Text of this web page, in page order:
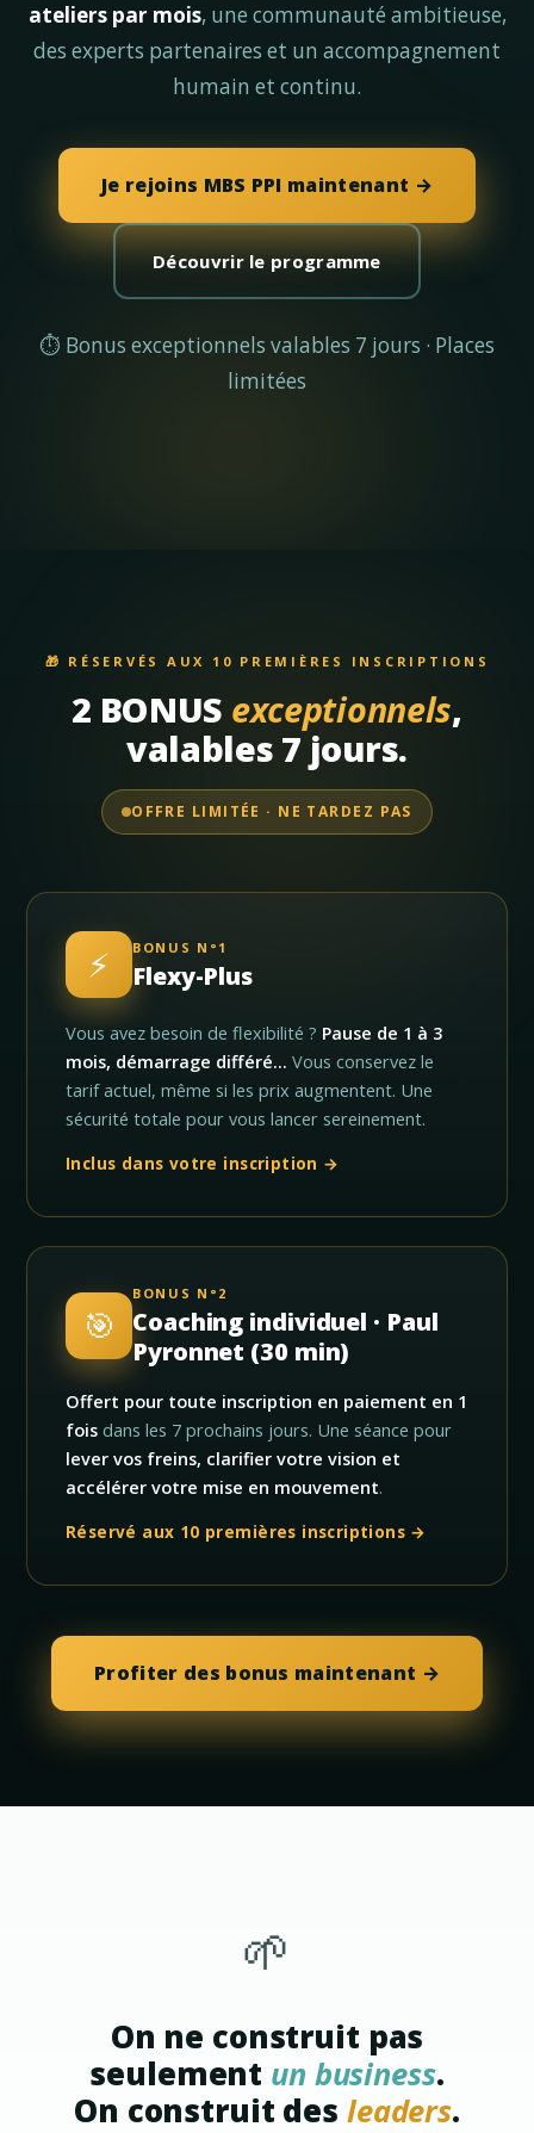
ateliers par mois, une communauté ambitieuse,
des experts partenaires et un accompagnement
humain et continu.
Je rejoins MBS PPI maintenant →
Découvrir le programme
⏱ Bonus exceptionnels valables 7 jours · Places
limitées
🎁 RÉSERVÉS AUX 10 PREMIÈRES INSCRIPTIONS
2 BONUS exceptionnels,
valables 7 jours.
OFFRE LIMITÉE · NE TARDEZ PAS
⚡ BONUS N°1
Flexy-Plus
Vous avez besoin de flexibilité ? Pause de 1 à 3
mois, démarrage différé… Vous conservez le
tarif actuel, même si les prix augmentent. Une
sécurité totale pour vous lancer sereinement.
Inclus dans votre inscription →
🎯
BONUS N°2
Coaching individuel · Paul
Pyronnet (30 min)
Offert pour toute inscription en paiement en 1
fois dans les 7 prochains jours. Une séance pour
lever vos freins, clarifier votre vision et
accélérer votre mise en mouvement.
Réservé aux 10 premières inscriptions →
Profiter des bonus maintenant →
🌱
On ne construit pas
seulement un business.
On construit des leaders.